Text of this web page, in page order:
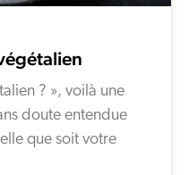
? », voilà une
doute entendue
que soit votre